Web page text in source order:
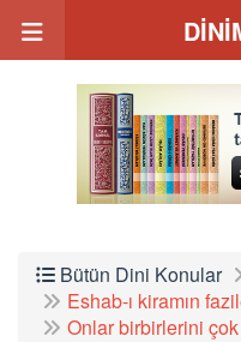
Bütün Dini Konular
Eshab-ı kiramın
Onlar birbirlerini